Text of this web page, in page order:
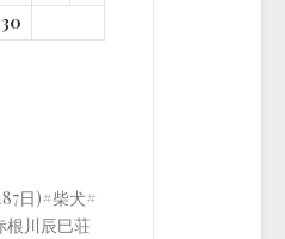
30
日)#柴犬#
根川辰巳荘